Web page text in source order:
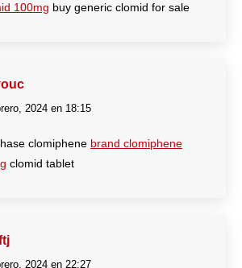
100mg buy generic clomid for sale
2024 en 18:15
clomiphene brand clomiphene
clomid tablet
2024 en 22:27